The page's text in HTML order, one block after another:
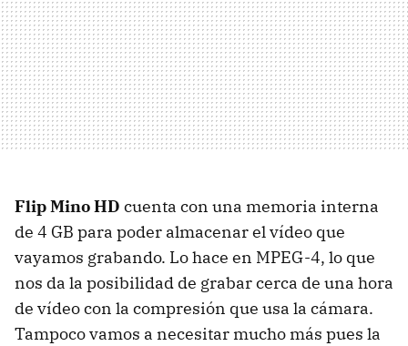
Flip Mino HD cuenta con una memoria interna
de 4 GB para poder almacenar el vídeo que
vayamos grabando. Lo hace en MPEG-4, lo que
nos da la posibilidad de grabar cerca de una hora
de vídeo con la compresión que usa la cámara.
Tampoco vamos a necesitar mucho más pues la